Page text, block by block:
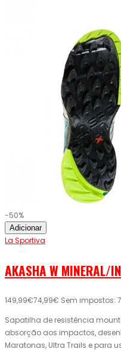
-50%
Adicionar
La Sportiva
AKASHA W MINERAL/
149,99€74,99€ Sem impostos:
Sapatilha de resistência
absorção aos impactos,
Maratonas, Ultra Trails e para